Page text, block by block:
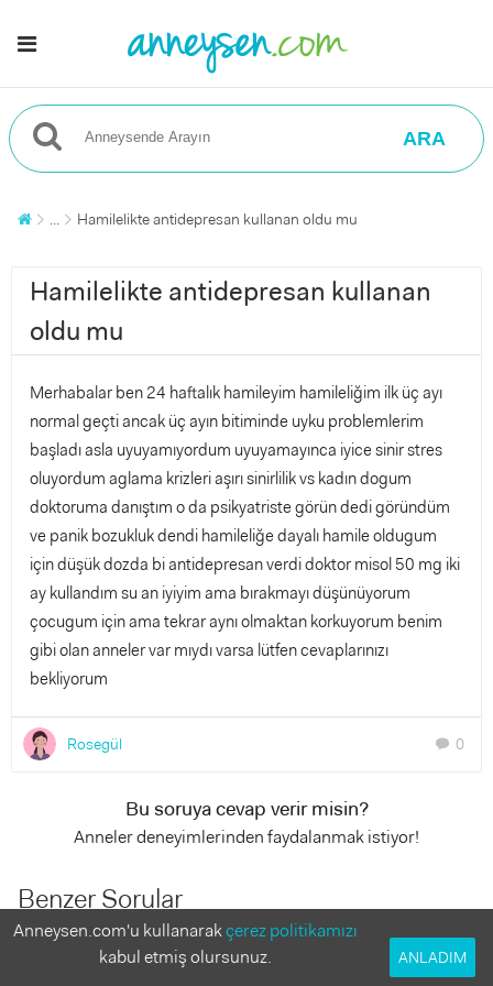
ARA
... Hamilelikte antidepresan kullanan oldu mu
Hamilelikte antidepresan kullanan
oldu mu
Merhabalar ben 24 haftalık hamileyim hamileliğim ilk üç ayı
normal geçti ancak üç ayın bitiminde uyku problemlerim
başladı asla uyuyamıyordum uyuyamayınca iyice sinir stres
oluyordum aglama krizleri aşırı sinirlilik vs kadın dogum
doktoruma danıştım o da psikyatriste görün dedi göründüm
ve panik bozukluk dendi hamileliğe dayalı hamile oldugum
için düşük dozda bi antidepresan verdi doktor misol 50 mg iki
ay kullandım su an iyiyim ama bırakmayı düşünüyorum
çocugum için ama tekrar aynı olmaktan korkuyorum benim
gibi olan anneler var mıydı varsa lütfen cevaplarınızı
bekliyorum
Rosegül chat 0
Bu soruya cevap verir misin?
Anneler deneyimlerinden faydalanmak istiyor!
Benzer Sorular
Sezaryen doğum 8 Yanıt
Anneysen.com'u kullanarakçerez politikamızı
kabul etmiş olursunuz.
ANLADIM